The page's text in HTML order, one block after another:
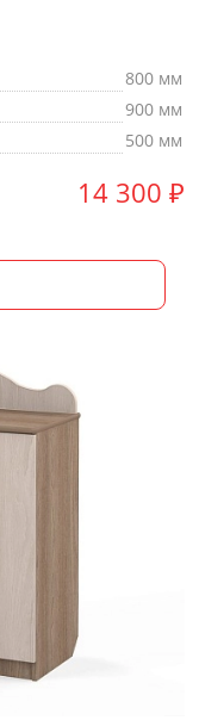
800 мм
900 мм
500 мм
14 300 ₽